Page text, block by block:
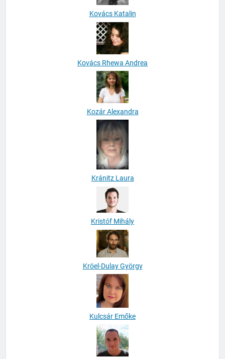
Kovács Katalin
Kovács Rhewa Andrea
Kozár Alexandra
Kránitz Laura
Kristóf Mihály
Kröel-Dulay György
Kulcsár Emőke